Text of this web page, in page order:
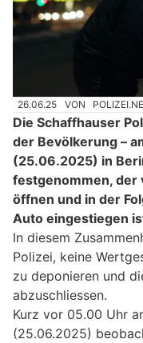
26.06.25 VON
Die Schaffhauser
der Bevölkerung –
(25.06.2025) in
festgenommen, der
öffnen und in der
Auto eingestiegen
In diesem
Polizei, keine
zu deponieren und
abzuschliessen.
Kurz vor 05.00 Uhr
(25.06.2025)